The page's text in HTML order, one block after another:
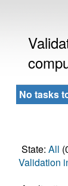
No tasks
State: All
Validation